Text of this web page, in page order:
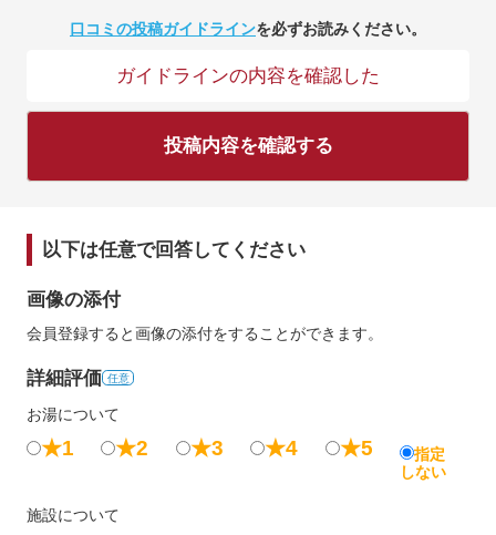
口コミの投稿ガイドラインを必ずお読みください。
ガイドラインの内容を確認した
投稿内容を確認する
以下は任意で回答してください
画像の添付
会員登録すると画像の添付をすることができます。
詳細評価 任意
お湯について
★1 ★2 ★3 ★4 ★5
指定
しない
施設について